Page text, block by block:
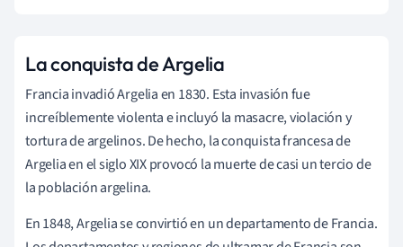
La conquista de Argelia
Francia invadió Argelia en 1830. Esta invasión fue
increíblemente violenta e incluyó la masacre, violación y
tortura de argelinos. De hecho, la conquista francesa de
Argelia en el siglo XIX provocó la muerte de casi un tercio de
la población argelina.
En 1848, Argelia se convirtió en un departamento de Francia.